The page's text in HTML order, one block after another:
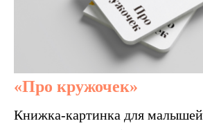
«Про кружочек»
Книжка-картинка для